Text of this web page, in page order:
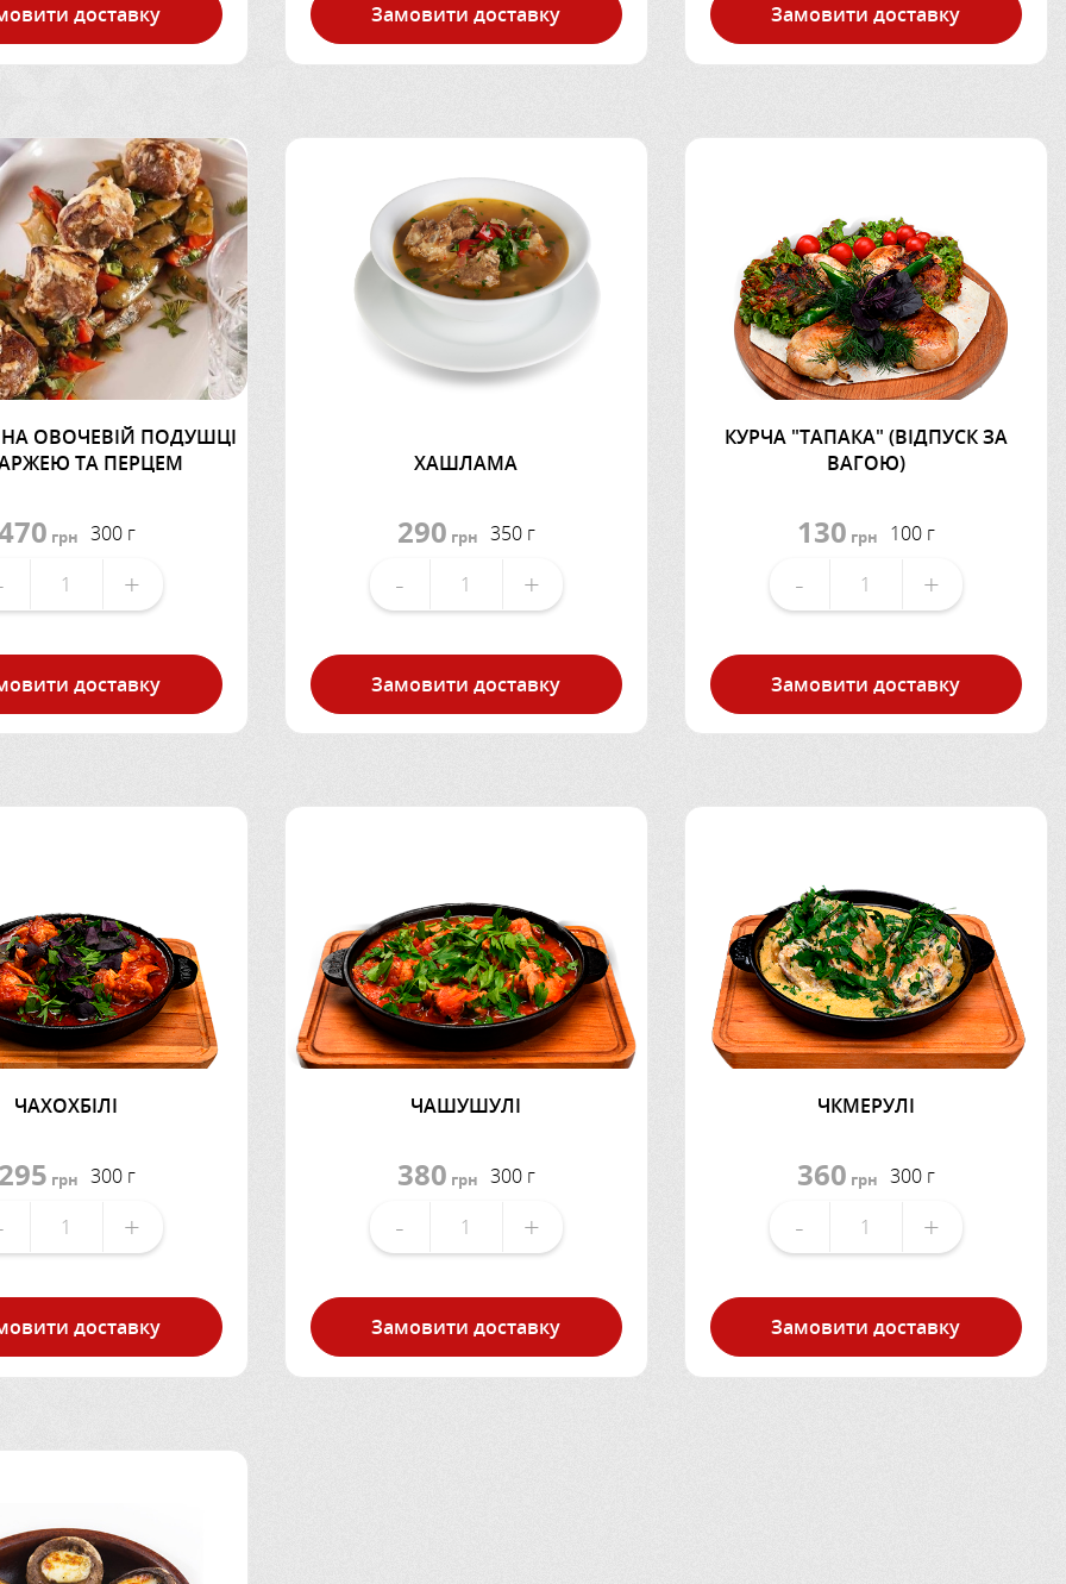
доставку Замовити доставку Замовити доставку
ОВОЧЕВІЙ ПОДУШЦІ
ТА ПЕРЦЕМ
грн 300 г
+
доставку
ХАШЛАМА
290 грн 350 г
- +
Замовити доставку
КУРЧА "ТАПАКА" (ВІДПУСК ЗА
ВАГОЮ)
130 грн 100 г
- +
Замовити доставку
ЧАХОХБІЛІ
грн 300 г
+
доставку
ЧАШУШУЛІ
380 грн 300 г
- +
Замовити доставку
ЧКМЕРУЛІ
360 грн 300 г
- +
Замовити доставку